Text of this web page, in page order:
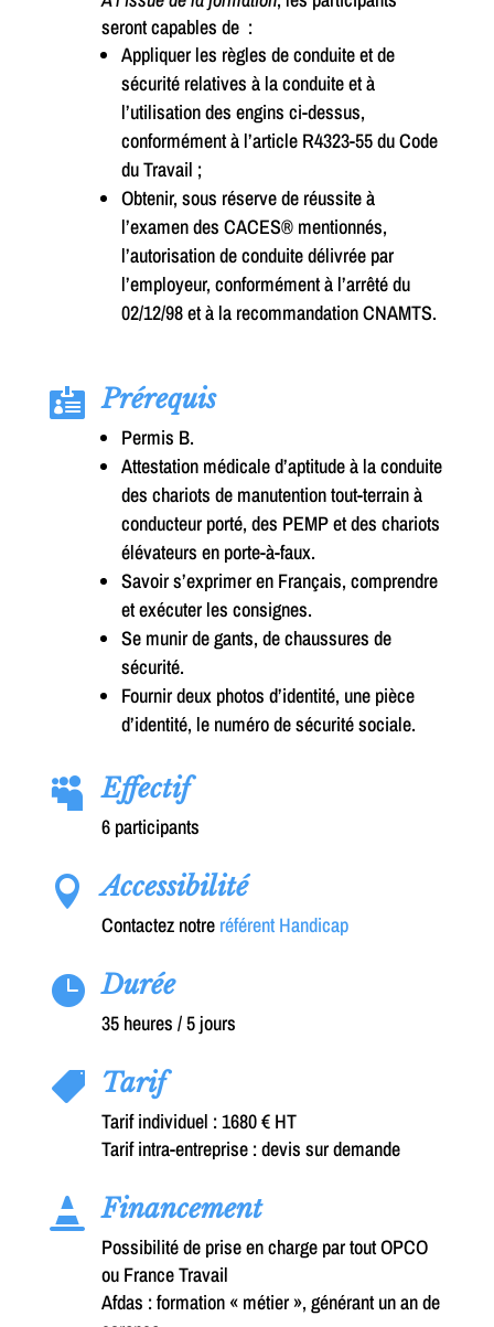
seront capables de :
Appliquer les règles de conduite et de
sécurité relatives à la conduite et à
l’utilisation des engins ci-dessus,
conformément à l’article R4323-55 du Code
du Travail ;
Obtenir, sous réserve de réussite à
l’examen des CACES® mentionnés,
l’autorisation de conduite délivrée par
l’employeur, conformément à l’arrêté du
02/12/98 et à la recommandation CNAMTS.
 Prérequis
Permis B.
Attestation médicale d’aptitude à la conduite
des chariots de manutention tout-terrain à
conducteur porté, des PEMP et des chariots
élévateurs en porte-à-faux.
Savoir s’exprimer en Français, comprendre
et exécuter les consignes.
Se munir de gants, de chaussures de
sécurité.
Fournir deux photos d’identité, une pièce
d’identité, le numéro de sécurité sociale.
 Effectif
6 participants
 Accessibilité
Contactez notre référent Handicap
 Durée
35 heures / 5 jours
 Tarif
Tarif individuel : 1680 € HT
Tarif intra-entreprise : devis sur demande
 Financement
Possibilité de prise en charge par tout OPCO
ou France Travail
Afdas : formation « métier », générant un an de